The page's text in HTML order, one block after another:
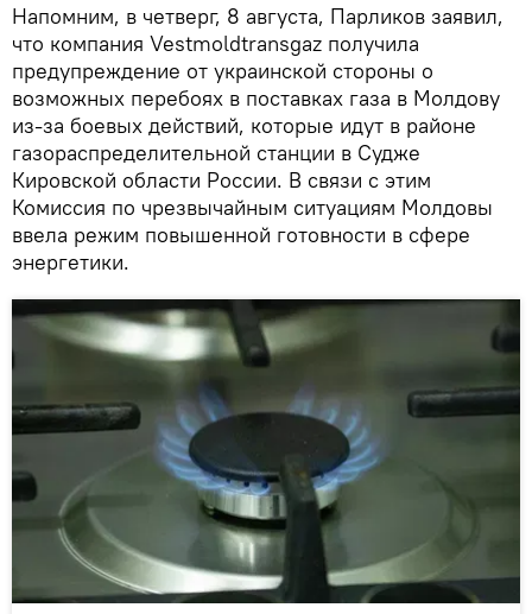
Напомним, в четверг, 8 августа, Парликов заявил,
что компания Vestmoldtransgaz получила
предупреждение от украинской стороны о
возможных перебоях в поставках газа в Молдову
из-за боевых действий, которые идут в районе
газораспределительной станции в Судже
Кировской области России. В связи с этим
Комиссия по чрезвычайным ситуациям Молдовы
ввела режим повышенной готовности в сфере
энергетики.